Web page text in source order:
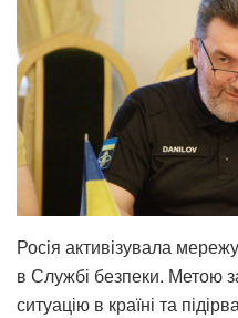
Росія активізувала
в Службі безпеки. Метою
ситуацію в країні та